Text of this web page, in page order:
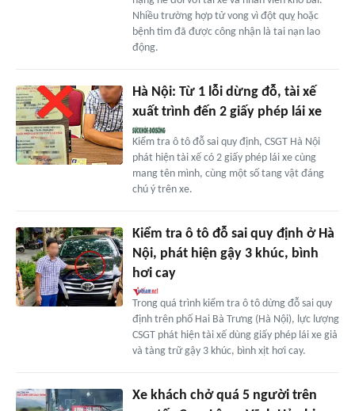
Nhiều trường hợp tử vong vì đột quỵ hoặc
bệnh tim đã được công nhận là tai nạn lao
động.
Hà Nội: Từ 1 lỗi dừng đỗ, tài xế
xuất trình đến 2 giấy phép lái xe
Kiểm tra ô tô đỗ sai quy định, CSGT Hà Nội
phát hiện tài xế có 2 giấy phép lái xe cùng
mang tên mình, cùng một số tang vật đáng
chú ý trên xe.
Kiểm tra ô tô đỗ sai quy định ở Hà
Nội, phát hiện gậy 3 khúc, bình
hơi cay
Trong quá trình kiểm tra ô tô dừng đỗ sai quy
định trên phố Hai Bà Trưng (Hà Nội), lực lượng
CSGT phát hiện tài xế dùng giấy phép lái xe giả
và tàng trữ gậy 3 khúc, bình xịt hơi cay.
Xe khách chở quá 5 người trên